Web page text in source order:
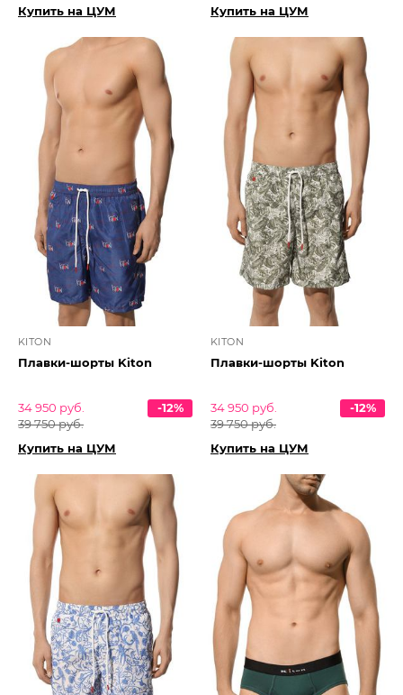
Купить на ЦУМ Купить на ЦУМ
KITON
Плавки-шорты Kiton
34 950 руб.
39 750 руб.
-12%
Купить на ЦУМ
KITON
Плавки-шорты Kiton
34 950 руб.
39 750 руб.
-12%
Купить на ЦУМ